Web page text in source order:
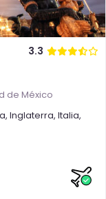
3.3
de México
, Inglaterra, Italia,